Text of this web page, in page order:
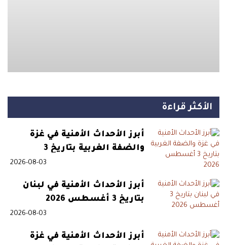
الأكثر قراءة
أبرز الأحداث الأمنية في غزة
والضفة الغربية بتاريخ 3
2026-08-03
أبرز الأحداث الأمنية في لبنان
بتاريخ 3 أغسطس 2026
2026-08-03
أبرز الأحداث الأمنية في غزة